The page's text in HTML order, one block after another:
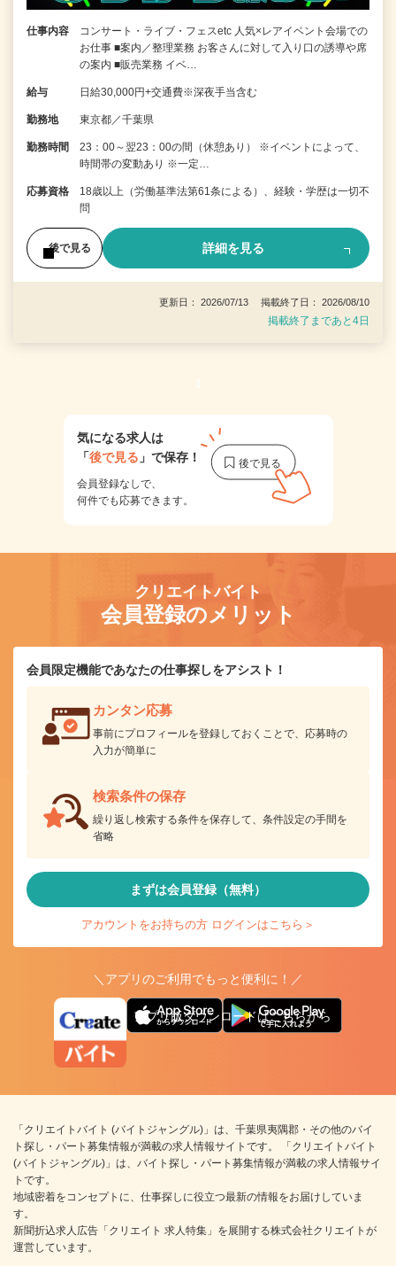
仕事内容
コンサート・ライブ・フェスetc 人気×レアイベント会場での
お仕事 ■案内／整理業務 お客さんに対して入り口の誘導や席
の案内 ■販売業務 イベ…
給与 日給30,000円+交通費※深夜手当含む
勤務地 東京都／千葉県
勤務時間
23：00～翌23：00の間（休憩あり） ※イベントによって、
時間帯の変動あり ※一定…
応募資格
18歳以上（労働基準法第61条による）、経験・学歴は一切不
問
後で見る 詳細を見る
更新日： 2026/07/13 掲載終了日： 2026/08/10
掲載終了まであと4日
1
気になる求人は
「後で見る 」で保存！
会員登録なしで、
何件でも応募できます。
クリエイトバイト
会員登録のメリット
会員限定機能であなたの仕事探しをアシスト！
カンタン応募
事前にプロフィールを登録しておくことで、応募時の
入力が簡単に
検索条件の保存
繰り返し検索する条件を保存して、条件設定の手間を
省略
まずは会員登録（無料）
アカウントをお持ちの方 ログインはこちら＞
＼アプリのご利用でもっと便利に！／
アプリ版ダウンロードはこちらから
「クリエイトバイト (バイトジャングル)」は、千葉県夷隅郡・その他のバイ
ト探し・パート募集情報が満載の求人情報サイトです。 「クリエイトバイト
(バイトジャングル)」は、バイト探し・パート募集情報が満載の求人情報サイ
トです。
地域密着をコンセプトに、仕事探しに役立つ最新の情報をお届けしていま
す。
新聞折込求人広告「クリエイト 求人特集」を展開する株式会社クリエイトが
運営しています。